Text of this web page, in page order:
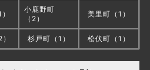
小鹿野町
（2）
美里町（1）
杉戸町（1） 松伏町（1）